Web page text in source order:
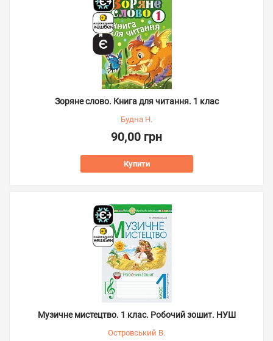
Зоряне слово. Книга для читання. 1 клас
Будна Н.
90,00 грн
Купити
Музичне мистецтво. 1 клас. Робочий зошит. НУШ
Островський В.